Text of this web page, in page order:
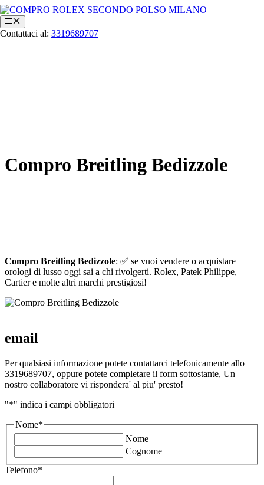
Vai
al
contenuto
Menu
Contattaci al: 3319689707
Compro Breitling Bedizzole
Compro Breitling Bedizzole: ✅ se vuoi vendere o acquistare
orologi di lusso oggi sai a chi rivolgerti. Rolex, Patek Philippe,
Cartier e molte altri marchi prestigiosi!
email
Per qualsiasi informazione potete contattarci telefonicamente allo
3319689707, oppure potete completare il form sottostante, Un
nostro collaboratore vi rispondera' al piu' presto!
"*" indica i campi obbligatori
Nome*
Nome
Cognome
Telefono*